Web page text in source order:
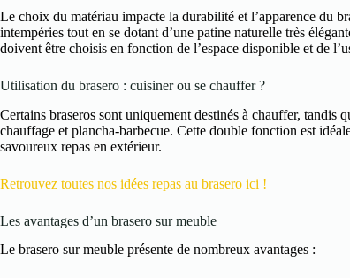
Le choix du matériau impacte la durabilité et l’apparence du
intempéries tout en se dotant d’une patine naturelle très
doivent être choisis en fonction de l’espace disponible et de
Utilisation du brasero : cuisiner ou se chauffer ?
Certains braseros sont uniquement destinés à chauffer, tandis
chauffage et plancha-barbecue. Cette double fonction est
savoureux repas en extérieur.
Retrouvez toutes nos idées repas au brasero ici !
Les avantages d’un brasero sur meuble
Le brasero sur meuble présente de nombreux avantages :